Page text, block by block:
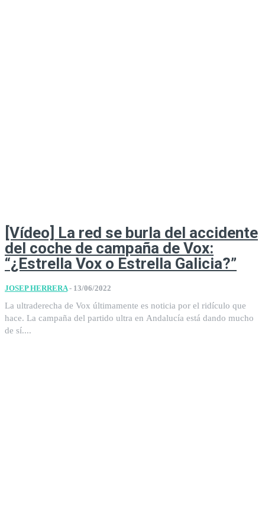
[Vídeo] La red se burla del accidente
del coche de campaña de Vox:
“¿Estrella Vox o Estrella Galicia?”
JOSEP HERRERA - 13/06/2022
La ultraderecha de Vox últimamente es noticia por el ridículo que
hace. La campaña del partido ultra en Andalucía está dando mucho
de sí....